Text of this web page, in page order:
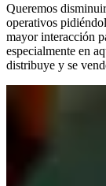
Queremos
operativos
mayor interacción
especialmente en
distribuye y se